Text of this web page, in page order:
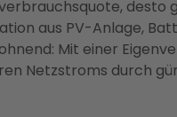
desto
aus PV-Anlage,
Mit einer
Netzstroms durch